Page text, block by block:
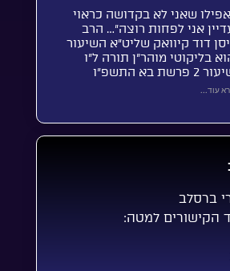
שאני לא בקדושה כראוי
אני לפחות רוצה”… הרב
דוד קיוואק שליט”א השיעור
בליקוטי מוהר”ן תורה ל”ו
2 פרשת בא התשפ”ו
עוד...
ברסלב
הקישורים למטה: